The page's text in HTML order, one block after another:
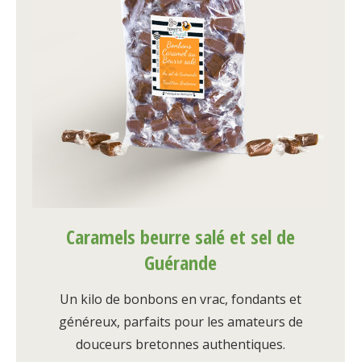
Caramels beurre salé et sel de
Guérande
Un kilo de bonbons en vrac, fondants et
généreux, parfaits pour les amateurs de
douceurs bretonnes authentiques.